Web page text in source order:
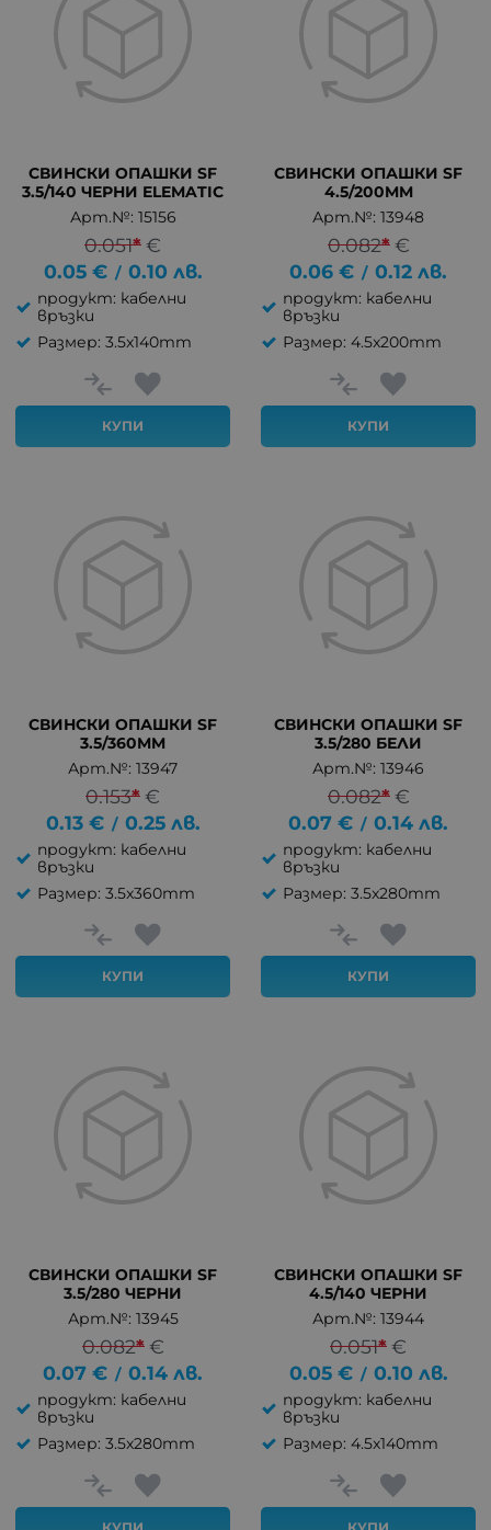
СВИНСКИ ОПАШКИ SF
3.5/140 ЧЕРНИ ELEMATIC
Арт.№: 15156
0.051*€
0.05 € / 0.10 лв.
продукт: кабелни
връзки
Размер: 3.5x140mm
КУПИ
СВИНСКИ ОПАШКИ SF
4.5/200MM
Арт.№: 13948
0.082* €
0.06 € / 0.12 лв.
продукт: кабелни
връзки
Размер: 4.5x200mm
КУПИ
СВИНСКИ ОПАШКИ SF
3.5/360MM
Арт.№: 13947
0.153*€
0.13 € / 0.25 лв.
продукт: кабелни
връзки
Размер: 3.5x360mm
КУПИ
СВИНСКИ ОПАШКИ SF
3.5/280 БЕЛИ
Арт.№: 13946
0.082* €
0.07 € / 0.14 лв.
продукт: кабелни
връзки
Размер: 3.5x280mm
КУПИ
СВИНСКИ ОПАШКИ SF
3.5/280 ЧЕРНИ
Арт.№: 13945
0.082* €
0.07 € / 0.14 лв.
продукт: кабелни
връзки
Размер: 3.5x280mm
КУПИ
СВИНСКИ ОПАШКИ SF
4.5/140 ЧЕРНИ
Арт.№: 13944
0.051*€
0.05 € / 0.10 лв.
продукт: кабелни
връзки
Размер: 4.5x140mm
КУПИ